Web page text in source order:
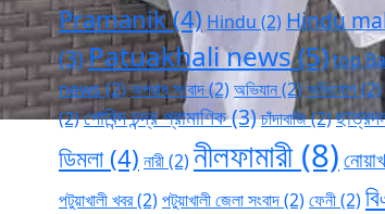
Pramanik(4) Hindu (2) Hindu
(3)Patuakhali news(5)top
news(2)অপরাধ সংবাদ(2) অভিযান(2) অভিযোগ(2)
(2)গোবিন্দ চন্দ্র প্রামাণিক(3)চাঁদাবাজি(2)
ডিমলা(4) নারী(2) নীলফামারী(8)
পটুয়াখালী খবর(2) পটুয়াখালী জেলা সংবাদ(2) ফেনী(2)